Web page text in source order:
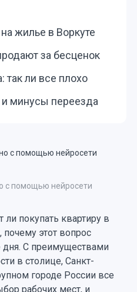
жилье в Воркуте
за бесценок
так ли все плохо
минусы переезда
с помощью нейросети
покупать квартиру в
почему этот вопрос
дня. С преимуществами
в столице, Санкт-
городе России все
рабочих мест, и